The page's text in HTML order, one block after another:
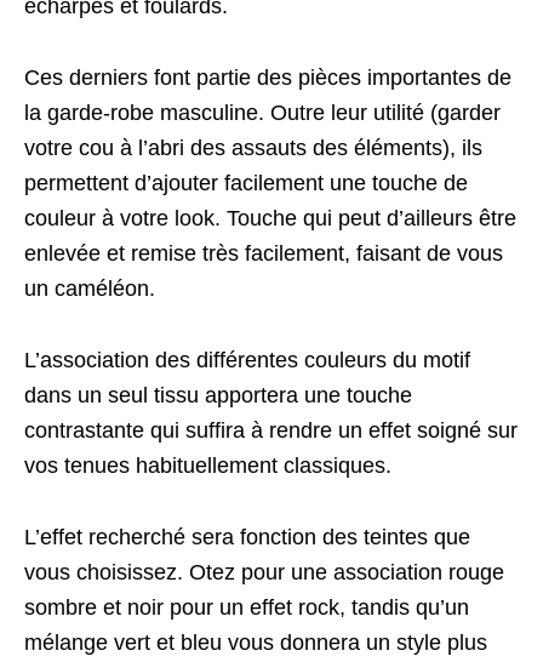
écharpes et foulards.
Ces derniers font partie des pièces importantes de
la garde-robe masculine. Outre leur utilité (garder
votre cou à l’abri des assauts des éléments), ils
permettent d’ajouter facilement une touche de
couleur à votre look. Touche qui peut d’ailleurs être
enlevée et remise très facilement, faisant de vous
un caméléon.
L’association des différentes couleurs du motif
dans un seul tissu apportera une touche
contrastante qui suffira à rendre un effet soigné sur
vos tenues habituellement classiques.
L’effet recherché sera fonction des teintes que
vous choisissez. Otez pour une association rouge
sombre et noir pour un effet rock, tandis qu’un
mélange vert et bleu vous donnera un style plus